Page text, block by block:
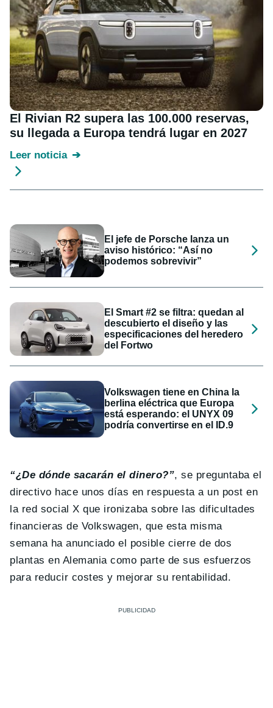
El Rivian R2 supera las 100.000 reservas,
su llegada a Europa tendrá lugar en 2027
Leer noticia
El jefe de Porsche lanza un
aviso histórico: “Así no
podemos sobrevivir”
El Smart #2 se filtra: quedan al
descubierto el diseño y las
especificaciones del heredero
del Fortwo
Volkswagen tiene en China la
berlina eléctrica que Europa
está esperando: el UNYX 09
podría convertirse en el ID.9
“¿De dónde sacarán el dinero?”, se preguntaba el
directivo hace unos días en respuesta a un post en
la red social X que ironizaba sobre las dificultades
financieras de Volkswagen, que esta misma
semana ha anunciado el posible cierre de dos
plantas en Alemania como parte de sus esfuerzos
para reducir costes y mejorar su rentabilidad.